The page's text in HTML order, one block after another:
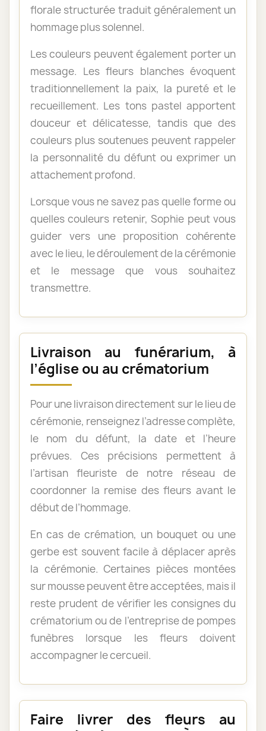
florale structurée traduit généralement un
hommage plus solennel.
Les couleurs peuvent également porter un
message. Les fleurs blanches évoquent
traditionnellement la paix, la pureté et le
recueillement. Les tons pastel apportent
douceur et délicatesse, tandis que des
couleurs plus soutenues peuvent rappeler
la personnalité du défunt ou exprimer un
attachement profond.
Lorsque vous ne savez pas quelle forme ou
quelles couleurs retenir, Sophie peut vous
guider vers une proposition cohérente
avec le lieu, le déroulement de la cérémonie
et le message que vous souhaitez
transmettre.
Livraison au funérarium, à
l’église ou au crématorium
Pour une livraison directement sur le lieu de
cérémonie, renseignez l’adresse complète,
le nom du défunt, la date et l’heure
prévues. Ces précisions permettent à
l’artisan fleuriste de notre réseau de
coordonner la remise des fleurs avant le
début de l’hommage.
En cas de crémation, un bouquet ou une
gerbe est souvent facile à déplacer après
la cérémonie. Certaines pièces montées
sur mousse peuvent être acceptées, mais il
reste prudent de vérifier les consignes du
crématorium ou de l’entreprise de pompes
funèbres lorsque les fleurs doivent
accompagner le cercueil.
Faire livrer des fleurs au